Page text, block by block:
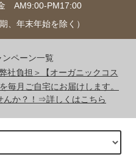
AM9:00-PM17:00
、年末年始を除く）
ペーン一覧
社負担＞【オーガニックコス
毎月ご自宅にお届けします。
んか？！⇒詳しくはこちら